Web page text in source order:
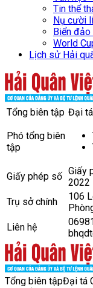
Tin thể
Nụ cười
Biển đảo
World
Lịch sử Hải
Tổng biên tập Đại
Phó tổng biên
tập
Giấy phép số Giấy
2022
Trụ sở chính
106
Liên hệ
Tổng biên tậpĐại tá